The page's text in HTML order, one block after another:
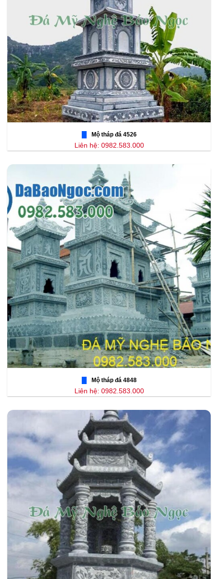
Mộ tháp đá 4526
Liên hệ: 0982.583.000
Mộ tháp đá 4848
Liên hệ: 0982.583.000